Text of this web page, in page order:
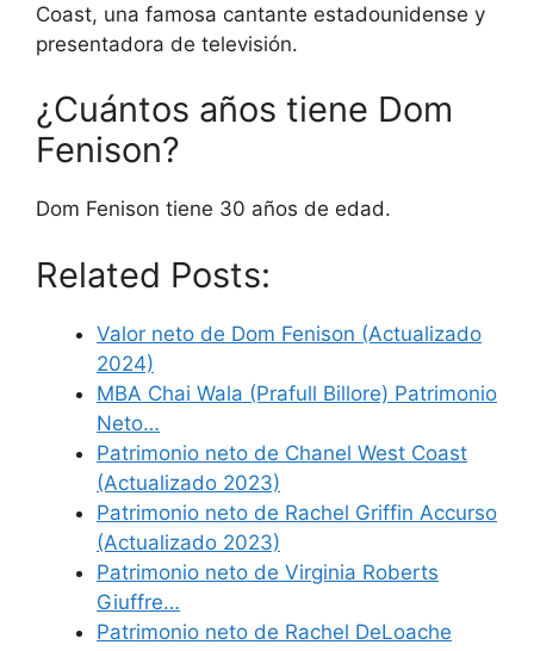
Coast, una famosa cantante estadounidense y
presentadora de televisión.
¿Cuántos años tiene Dom
Fenison?
Dom Fenison tiene 30 años de edad.
Related Posts:
Valor neto de Dom Fenison (Actualizado
2024)
MBA Chai Wala (Prafull Billore) Patrimonio
Neto…
Patrimonio neto de Chanel West Coast
(Actualizado 2023)
Patrimonio neto de Rachel Griffin Accurso
(Actualizado 2023)
Patrimonio neto de Virginia Roberts
Giuffre…
Patrimonio neto de Rachel DeLoache